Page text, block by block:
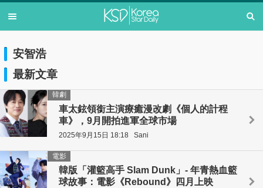
安智浩
最新文章
車太鉉領銜主演療癒漫改劇《個人的計程
車》，9月開拍進軍全球市場
韓劇
2025年9月15日 18:18 Sani
韓版「灌籃高手 Slam Dunk」- 年青熱血籃
球故事：電影《Rebound》四月上映
電影